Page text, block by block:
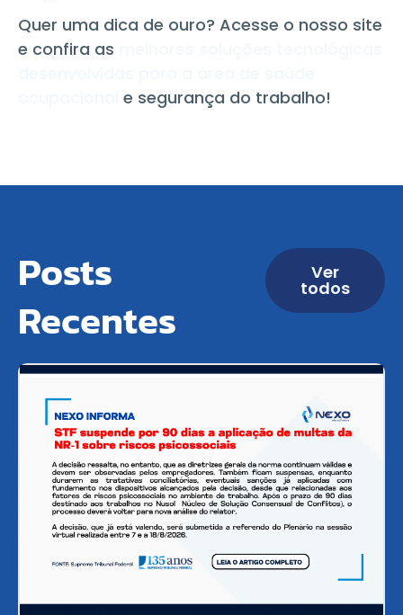
Quer uma dica de ouro? Acesse o nosso site
e confira as
e segurança do trabalho!
Posts
Recentes
Ver
todos